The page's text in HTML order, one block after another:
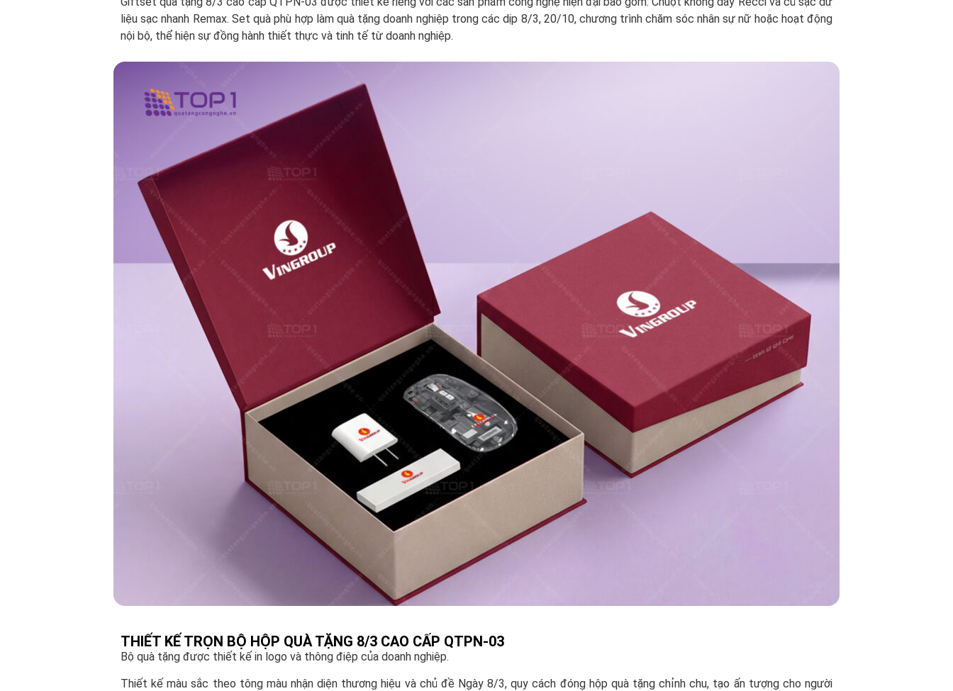
liệu sạc nhanh Remax. Set quà phù hợp làm quà tặng doanh nghiệp trong các dịp 8/3, 20/10, chương trình chăm sóc nhân sự nữ hoặc hoạt động
nội bộ, thể hiện sự đồng hành thiết thực và tinh tế từ doanh nghiệp.
THIẾT KẾ TRỌN BỘ HỘP QUÀ TẶNG 8/3 CAO CẤP QTPN-03
Bộ quà tặng được thiết kế in logo và thông điệp của doanh nghiệp.
Thiết kế màu sắc theo tông màu nhận diện thương hiệu và chủ đề Ngày 8/3, quy cách đóng hộp quà tặng chỉnh chu, tạo ấn tượng cho người